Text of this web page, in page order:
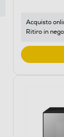
Acquisto
Ritiro in